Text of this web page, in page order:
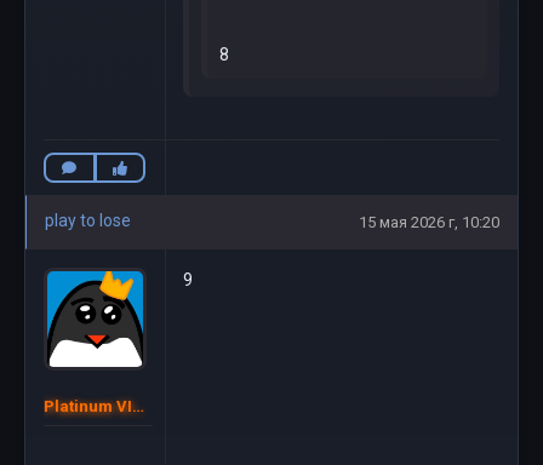
8
play to lose 15 мая 2026 г, 10:20
Platinum VIP ©
9